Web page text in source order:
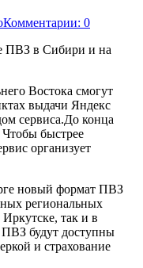
Комментарии: 0
Востока смогут
выдачи Яндекс
сервиса.До конца
Чтобы быстрее
организует
новый формат ПВЗ
региональных
так и в
ПВЗ будут доступны
и страхование